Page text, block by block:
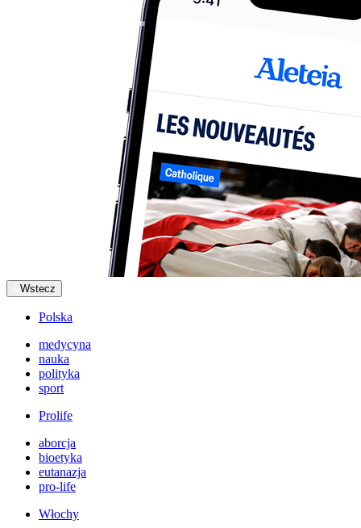
Wstecz
Polska
medycyna
nauka
polityka
sport
Prolife
aborcja
bioetyka
eutanazja
pro-life
Włochy